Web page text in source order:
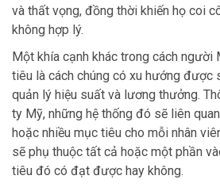
và thất vọng, đồng thời khiến họ coi
không hợp lý.
Một khía cạnh khác trong cách người
tiêu là cách chúng có xu hướng được
quản lý hiệu suất và lương thưởng.
ty Mỹ, những hệ thống đó sẽ liên
hoặc nhiều mục tiêu cho mỗi nhân
sẽ phụ thuộc tất cả hoặc một phần
tiêu đó có đạt được hay không.